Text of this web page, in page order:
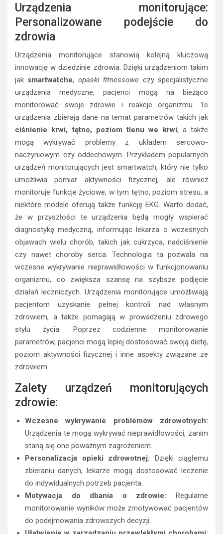
Urządzenia monitorujące:
Personalizowane podejście do
zdrowia
Urządzenia monitorujące stanowią kolejną kluczową
innowację w dziedzinie zdrowia. Dzięki urządzeniom takim
jak smartwatche, opaski fitnessowe czy specjalistyczne
urządzenia medyczne, pacjenci mogą na bieżąco
monitorować swoje zdrowie i reakcje organizmu. Te
urządzenia zbierają dane na temat parametrów takich jak
ciśnienie krwi, tętno, poziom tlenu we krwi, a także
mogą wykrywać problemy z układem sercowo-
naczyniowym czy oddechowym. Przykładem popularnych
urządzeń monitorujących jest smartwatch, który nie tylko
umożliwia pomiar aktywności fizycznej, ale również
monitoruje funkcje życiowe, w tym tętno, poziom stresu, a
niektóre modele oferują także funkcję EKG. Warto dodać,
że w przyszłości te urządzenia będą mogły wspierać
diagnostykę medyczną, informując lekarza o wczesnych
objawach wielu chorób, takich jak cukrzyca, nadciśnienie
czy nawet choroby serca. Technologia ta pozwala na
wczesne wykrywanie nieprawidłowości w funkcjonowaniu
organizmu, co zwiększa szansę na szybsze podjęcie
działań leczniczych. Urządzenia monitorujące umożliwiają
pacjentom uzyskanie pełnej kontroli nad własnym
zdrowiem, a także pomagają w prowadzeniu zdrowego
stylu życia. Poprzez codzienne monitorowanie
parametrów, pacjenci mogą lepiej dostosować swoją dietę,
poziom aktywności fizycznej i inne aspekty związane ze
zdrowiem.
Zalety urządzeń monitorujących
zdrowie:
Wczesne wykrywanie problemów zdrowotnych:
Urządzenia te mogą wykrywać nieprawidłowości, zanim
staną się one poważnym zagrożeniem.
Personalizacja opieki zdrowotnej: Dzięki ciągłemu
zbieraniu danych, lekarze mogą dostosować leczenie
do indywidualnych potrzeb pacjenta.
Motywacja do dbania o zdrowie: Regularne
monitorowanie wyników może zmotywować pacjentów
do podejmowania zdrowszych decyzji.